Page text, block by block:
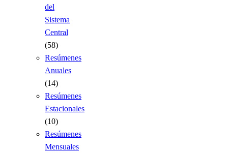
del
Sistema
Central
(58)
Resúmenes
Anuales
(14)
Resúmenes
Estacionales
(10)
Resúmenes
Mensuales